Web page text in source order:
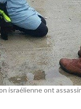
israélienne ont